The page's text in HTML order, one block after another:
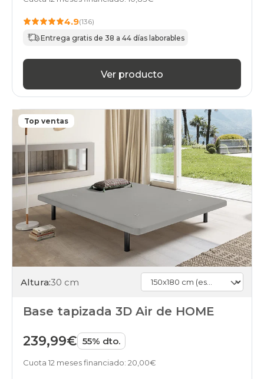
4.9(136)
Entrega gratis de 38 a 44 días laborables
Ver producto
Top ventas
Altura:30 cm
Base tapizada 3D Air de HOME
239,99€ 55% dto.
Cuota 12 meses financiado: 20,00€